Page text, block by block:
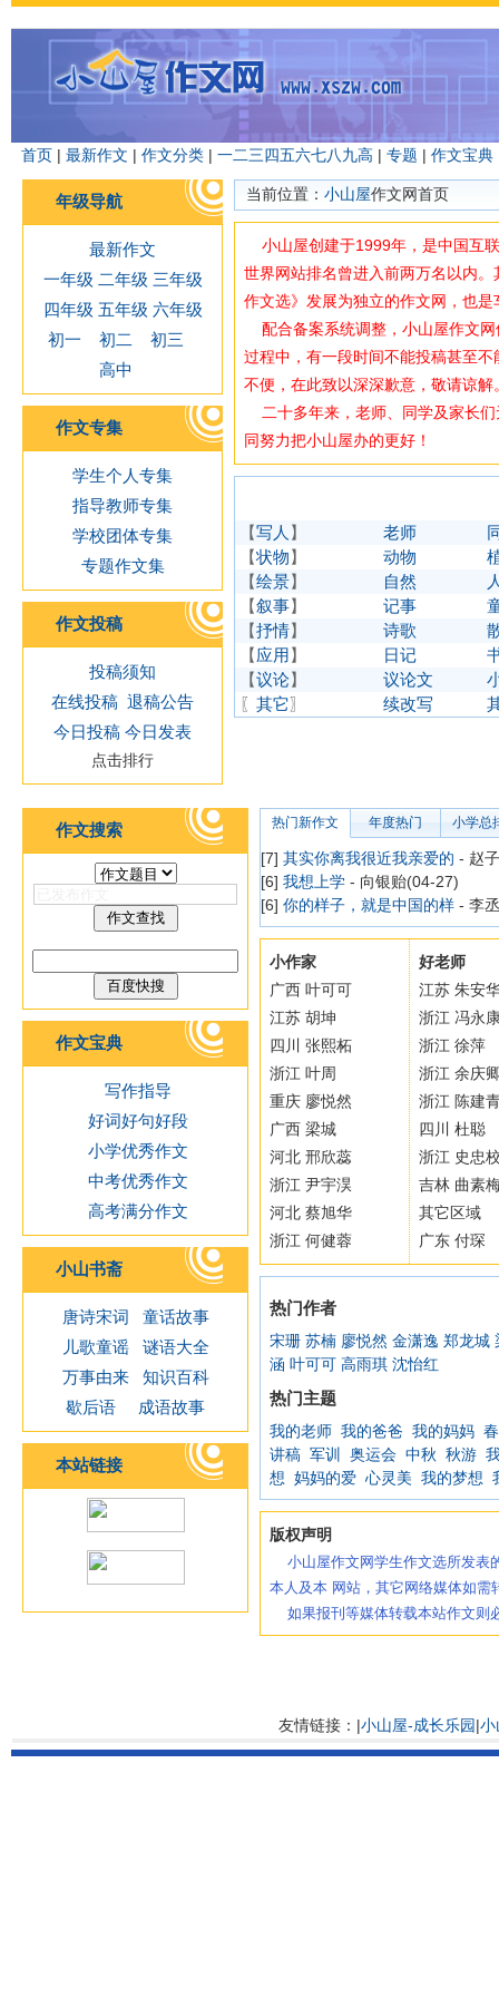
首页 | 最新作文 | 作文分类 | 一二三四五六七八九高 | 专题 | 作文宝典
年级导航
最新作文
一年级 二年级 三年级
四年级 五年级 六年级
初一
初二
初三
高中
作文专集
学生个人专集
指导教师专集
学校团体专集
专题作文集
作文投稿
投稿须知
在线投稿 退稿公告
今日投稿 今日发表
点击排行
当前位置： 小山屋作文网首页
小山屋创建于1999年，是中国互
世界网站排名曾进入前两万名以内
作文选》发展为独立的作文网，也
配合备案系统调整，小山屋作文网
过程中，有一段时间不能投稿甚至
不便，在此致以深深歉意，敬请谅解
二十多年来，老师、同学及家长们
同努力把小山屋办的更好！
【写人 】 老师
【状物】 动物
【绘景】 自然
【叙事】 记事
【抒情】 诗歌
【应用】 日记
【议论】 议论文
〖 其它〗 续改写
作文搜索
作文宝典
写作指导
好词好句好段
小学优秀作文
中考优秀作文
高考满分作文
小山书斋
唐诗宋词
童话故事
儿歌童谣
谜语大全
万事由来
知识百科
歇后语
成语故事
本站链接
热门新作文 年度热门 小学总
[7] 其实你离我很近我亲爱的 - 赵
[6] 我想上学 - 向银贻(04-27)
[6] 你的样子，就是中国的样 - 李
小作家
广西 叶可可
江苏 胡坤
四川 张熙柘
浙江 叶周
重庆 廖悦然
广西 梁城
河北 邢欣蕊
浙江 尹宇淏
河北 蔡旭华
浙江 何健蓉
好老师
江苏 朱安
浙江 冯永
浙江 徐萍
浙江 余庆
浙江 陈建
四川 杜聪
浙江 史忠
吉林 曲素
其它区域
广东 付琛
热门作者
宋珊 苏楠 廖悦然 金潇逸 郑龙城
涵 叶可可 高雨琪 沈怡红
热门主题
我的老师 我的爸爸 我的妈妈
讲稿 军训 奥运会 中秋 秋游
想 妈妈的爱 心灵美 我的梦想
版权声明
小山屋作文网学生作文选所发表
本人及本 网站，其它网络媒体如需
如果报刊等媒体转载本站作文则
友情链接：|小山屋-成长乐园|小